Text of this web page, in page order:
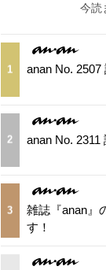
今読
1 anan No.
2 anan No. 2311
3
雑誌『anan』
す！